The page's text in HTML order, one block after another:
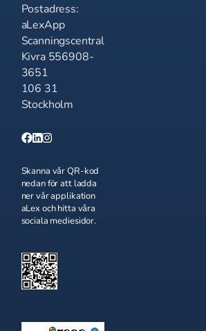
Postadress:
aLexApp
Scanningscentral
Kivra 556908-
3651
106 31
Stockholm
Skanna vår QR-kod
nedan för att ladda
ner vår applikation
aLex och hitta våra
sociala mediesidor.